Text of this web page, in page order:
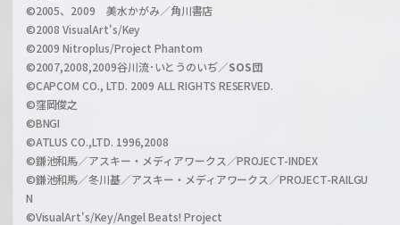
n
l
©2005、2009 美水かがみ／角川書店
©2008 VisualArt's/Key
©2009 Nitroplus/Project Phantom
©2007,2008,2009谷川流･いとうのいぢ／SOS団
©CAPCOM CO., LTD. 2009 ALL RIGHTS RESERVED.
©窪岡俊之
©BNGI
©ATLUS CO.,LTD. 1996,2008
©鎌池和馬／アスキー・メディアワークス／PROJECT-INDEX
©鎌池和馬／冬川基／アスキー・メディアワークス／PROJECT-RAILGU
N
©VisualArt's/Key/Angel Beats! Project